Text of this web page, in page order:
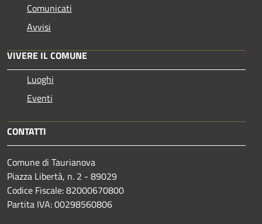
Comunicati
Avvisi
VIVERE IL COMUNE
Luoghi
Eventi
CONTATTI
Comune di Taurianova
Piazza Libertà, n. 2 - 89029
Codice Fiscale: 82000670800
Partita IVA: 00298560806